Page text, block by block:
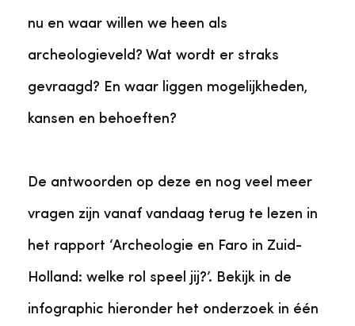
nu en waar willen we heen als
archeologieveld? Wat wordt er straks
gevraagd? En waar liggen mogelijkheden,
kansen en behoeften?
De antwoorden op deze en nog veel meer
vragen zijn vanaf vandaag terug te lezen in
het rapport ‘Archeologie en Faro in Zuid-
Holland: welke rol speel jij?’. Bekijk in de
infographic hieronder het onderzoek in één